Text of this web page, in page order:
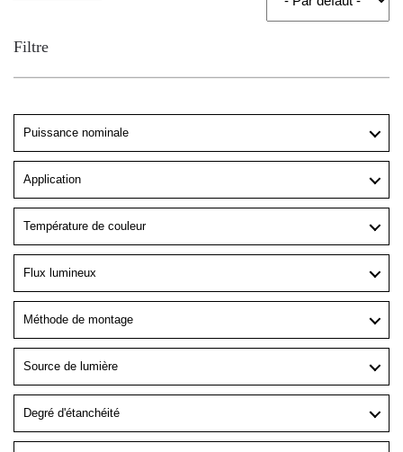
Filtre
Puissance nominale
Application
Température de couleur
Flux lumineux
Méthode de montage
Source de lumière
Degré d'étanchéité